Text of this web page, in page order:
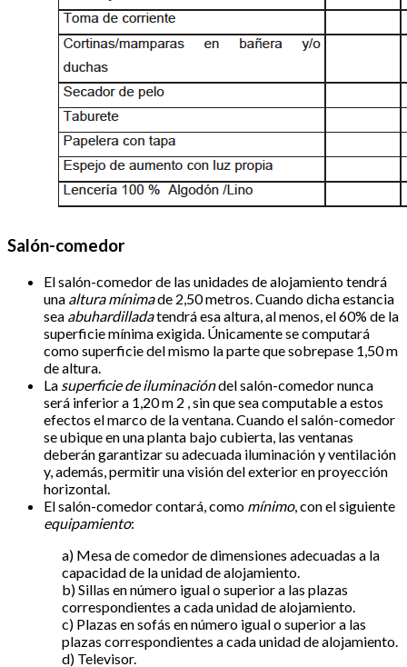
Salón-comedor
El salón-comedor de las unidades de alojamiento tendrá
una altura mínimade 2,50 metros. Cuando dicha estancia
sea abuhardilladatendrá esa altura, al menos, el 60% de la
superficie mínima exigida. Únicamente se computará
como superficie del mismo la parte que sobrepase 1,50 m
de altura.
La superficie de iluminacióndel salón-comedor nunca
será inferior a 1,20 m 2 , sin que sea computable a estos
efectos el marco de la ventana. Cuando el salón-comedor
se ubique en una planta bajo cubierta, las ventanas
deberán garantizar su adecuada iluminación y ventilación
y, además, permitir una visión del exterior en proyección
horizontal.
El salón-comedor contará, como mínimo, con el siguiente
equipamiento:
a) Mesa de comedor de dimensiones adecuadas a la
capacidad de la unidad de alojamiento.
b) Sillas en número igual o superior a las plazas
correspondientes a cada unidad de alojamiento.
c) Plazas en sofás en número igual o superior a las
plazas correspondientes a cada unidad de alojamiento.
d) Televisor.